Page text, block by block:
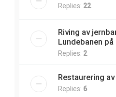
Replies: 22
Riving av
Lundebanen
Replies: 2
Restaurering
Replies: 6